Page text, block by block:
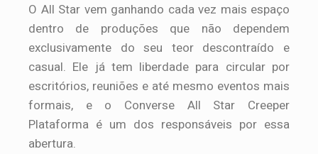
O All Star vem ganhando cada vez mais espaço
dentro de produções que não dependem
exclusivamente do seu teor descontraído e
casual. Ele já tem liberdade para circular por
escritórios, reuniões e até mesmo eventos mais
formais, e o Converse All Star Creeper
Plataforma é um dos responsáveis por essa
abertura.